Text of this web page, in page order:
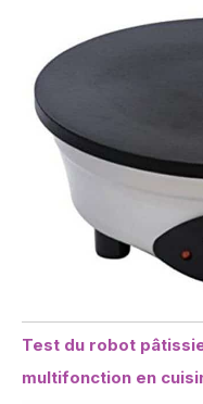
Test du robot
multifonction en